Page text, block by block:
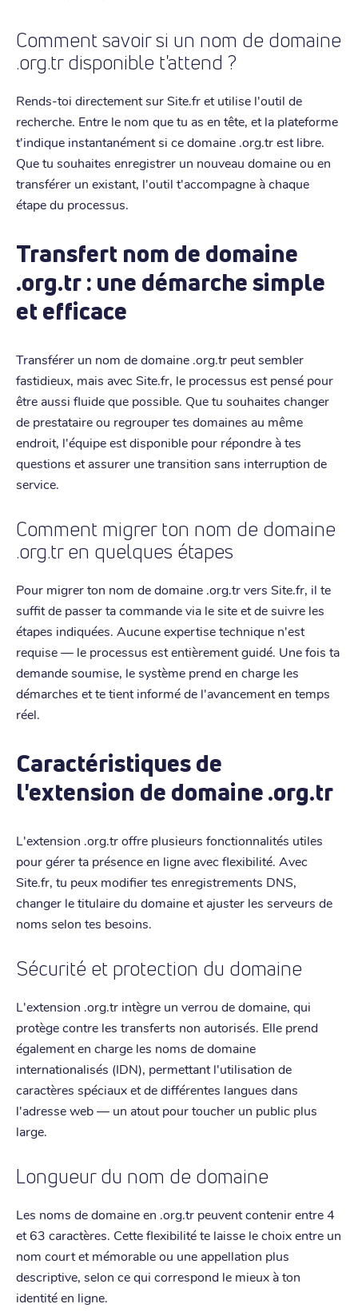
Comment savoir si un nom de domaine
.org.tr disponible t'attend ?
Rends-toi directement sur Site.fr et utilise l'outil de
recherche. Entre le nom que tu as en tête, et la plateforme
t'indique instantanément si ce domaine .org.tr est libre.
Que tu souhaites enregistrer un nouveau domaine ou en
transférer un existant, l'outil t'accompagne à chaque
étape du processus.
Transfert nom de domaine
.org.tr : une démarche simple
et efficace
Transférer un nom de domaine .org.tr peut sembler
fastidieux, mais avec Site.fr, le processus est pensé pour
être aussi fluide que possible. Que tu souhaites changer
de prestataire ou regrouper tes domaines au même
endroit, l'équipe est disponible pour répondre à tes
questions et assurer une transition sans interruption de
service.
Comment migrer ton nom de domaine
.org.tr en quelques étapes
Pour migrer ton nom de domaine .org.tr vers Site.fr, il te
suffit de passer ta commande via le site et de suivre les
étapes indiquées. Aucune expertise technique n'est
requise — le processus est entièrement guidé. Une fois ta
demande soumise, le système prend en charge les
démarches et te tient informé de l'avancement en temps
réel.
Caractéristiques de
l'extension de domaine .org.tr
L'extension .org.tr offre plusieurs fonctionnalités utiles
pour gérer ta présence en ligne avec flexibilité. Avec
Site.fr, tu peux modifier tes enregistrements DNS,
changer le titulaire du domaine et ajuster les serveurs de
noms selon tes besoins.
Sécurité et protection du domaine
L'extension .org.tr intègre un verrou de domaine, qui
protège contre les transferts non autorisés. Elle prend
également en charge les noms de domaine
internationalisés (IDN), permettant l'utilisation de
caractères spéciaux et de différentes langues dans
l'adresse web — un atout pour toucher un public plus
large.
Longueur du nom de domaine
Les noms de domaine en .org.tr peuvent contenir entre 4
et 63 caractères. Cette flexibilité te laisse le choix entre un
nom court et mémorable ou une appellation plus
descriptive, selon ce qui correspond le mieux à ton
identité en ligne.